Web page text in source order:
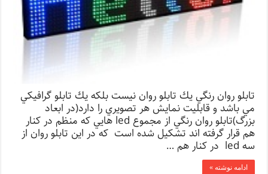
تابلو روان رنگي يك تابلو روان نيست بلكه يك تابلو گرافيكي
مي باشد و قابليت نمايش هر تصويري را دارد(در ابعاد
بزرگ)تابلو روان رنگي از مجموع led هايي كه منظم در كنار
هم قرار گرفته اند تشكيل شده است كه در اين تابلو روان از
سه led در كنار هم …
ادامه نوشته »